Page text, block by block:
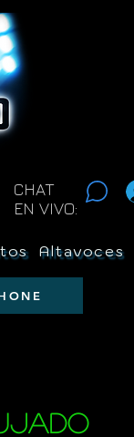
CHAT
EN VIVO:
Altavoces